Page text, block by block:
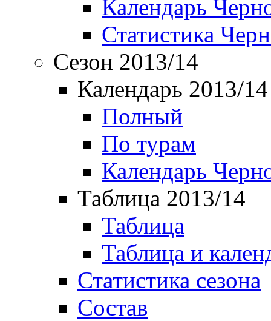
Календарь
Статистика
Сезон 2013/14
Календарь 2013/14
Полный
По турам
Календарь
Таблица 2013/14
Таблица
Таблица и
Статистика сезона
Состав